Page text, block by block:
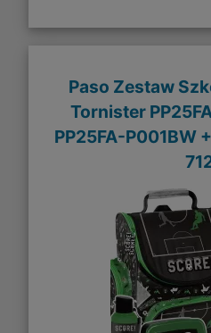
Paso Zestaw
Tornister
PP25FA-P001BW